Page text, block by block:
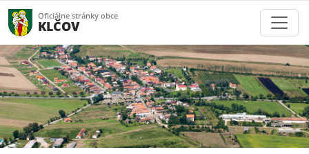
Oficiálne stránky obce
KLČOV